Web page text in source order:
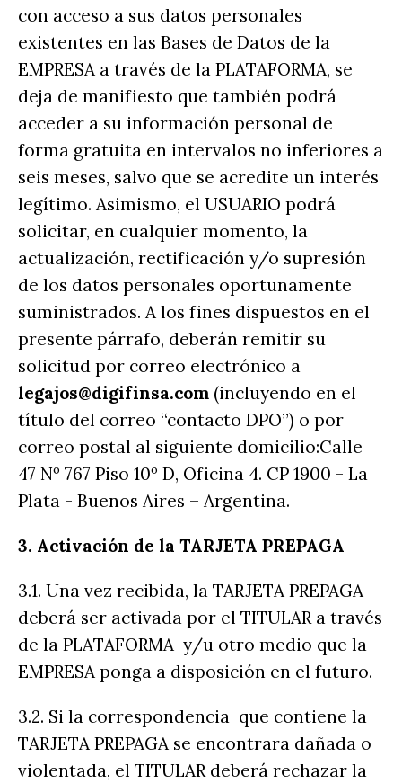
con acceso a sus datos personales
existentes en las Bases de Datos de la
EMPRESA a través de la PLATAFORMA, se
deja de manifiesto que también podrá
acceder a su información personal de
forma gratuita en intervalos no inferiores a
seis meses, salvo que se acredite un interés
legítimo. Asimismo, el USUARIO podrá
solicitar, en cualquier momento, la
actualización, rectificación y/o supresión
de los datos personales oportunamente
suministrados. A los fines dispuestos en el
presente párrafo, deberán remitir su
solicitud por correo electrónico a
legajos@digifinsa.com (incluyendo en el
título del correo “contacto DPO”) o por
correo postal al siguiente domicilio:Calle
47 Nº 767 Piso 10º D, Oficina 4. CP 1900 - La
Plata - Buenos Aires – Argentina.
3. Activación de la TARJETA PREPAGA
3.1. Una vez recibida, la TARJETA PREPAGA
deberá ser activada por el TITULAR a través
de la PLATAFORMA y/u otro medio que la
EMPRESA ponga a disposición en el futuro.
3.2. Si la correspondencia que contiene la
TARJETA PREPAGA se encontrara dañada o
violentada, el TITULAR deberá rechazar la